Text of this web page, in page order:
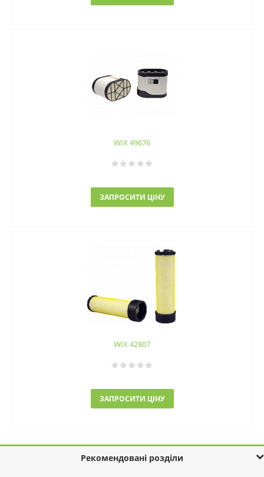
WIX 49676
ЗАПРОСИТИ ЦІНУ
WIX 42807
ЗАПРОСИТИ ЦІНУ
Рекомендовані розділи